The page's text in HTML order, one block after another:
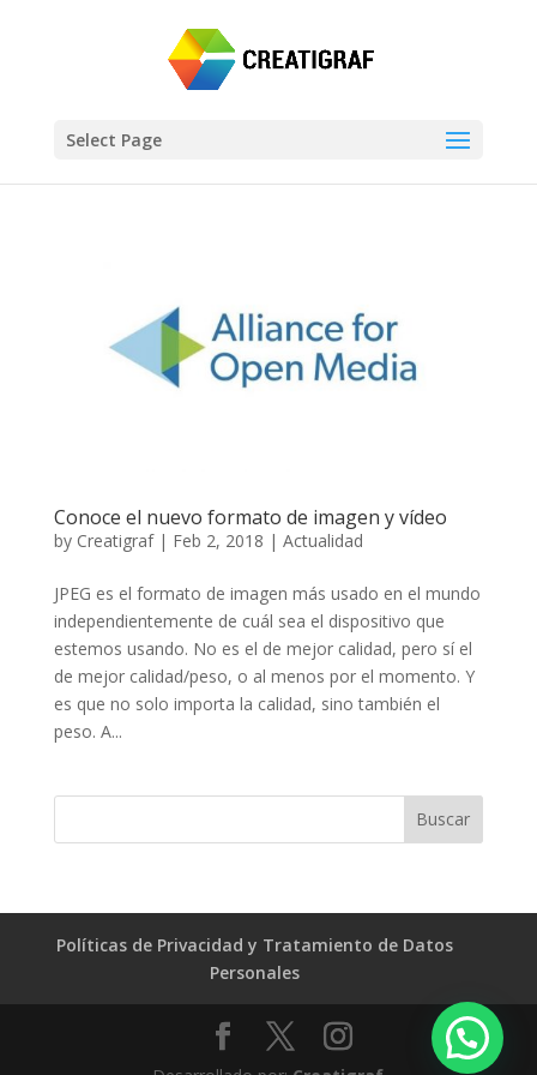
Select Page
Conoce el nuevo formato de imagen y vídeo
by Creatigraf| Feb 2, 2018 | Actualidad
JPEG es el formato de imagen más usado en el mundo
independientemente de cuál sea el dispositivo que
estemos usando. No es el de mejor calidad, pero sí el
de mejor calidad/peso, o al menos por el momento. Y
es que no solo importa la calidad, sino también el
peso. A...
Políticas de Privacidad y Tratamiento de Datos
Personales